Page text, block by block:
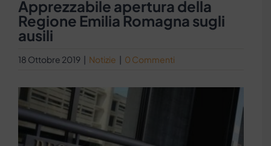
Apprezzabile apertura della
Regione Emilia Romagna sugli
ausili
18 Ottobre 2019 | Notizie | 0 Commenti
Ingrandisci
immagine